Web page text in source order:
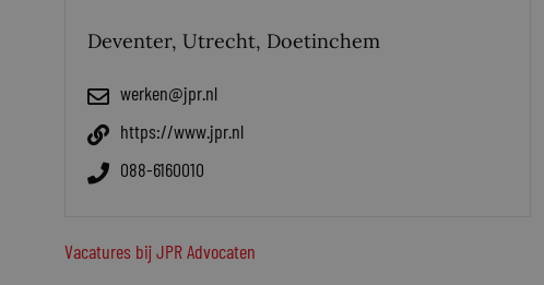
Deventer, Utrecht, Doetinchem
werken@jpr.nl
https://www.jpr.nl
088-6160010
Vacatures bij JPR Advocaten